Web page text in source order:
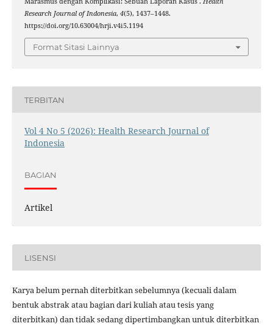
Research Journal of Indonesia, 4(5), 1437–1448.
https://doi.org/10.63004/hrji.v4i5.1194
Format Sitasi Lainnya
TERBITAN
Vol 4 No 5 (2026): Health Research Journal of
Indonesia
BAGIAN
Artikel
LISENSI
Karya belum pernah diterbitkan sebelumnya (kecuali dalam
bentuk abstrak atau bagian dari kuliah atau tesis yang
diterbitkan) dan tidak sedang dipertimbangkan untuk diterbitkan